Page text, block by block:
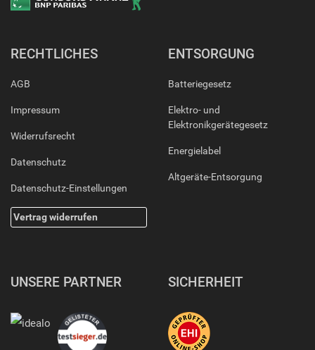
RECHTLICHES
AGB
Impressum
Widerrufsrecht
Datenschutz
Datenschutz-Einstellungen
Vertrag widerrufen
ENTSORGUNG
Batteriegesetz
Elektro- und
Elektronikgerätegesetz
Energielabel
Altgeräte-Entsorgung
UNSERE PARTNER SICHERHEIT